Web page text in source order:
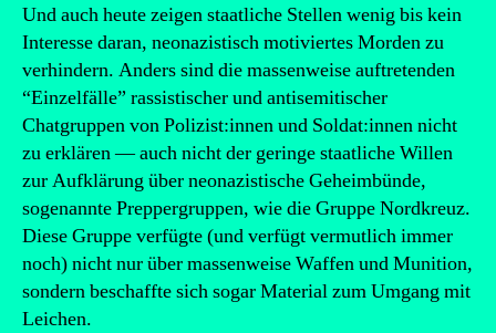
Und auch heute zeigen staatliche Stellen wenig bis kein
Interesse daran, neonazistisch motiviertes Morden zu
verhindern. Anders sind die massenweise auftretenden
“Einzelfälle” rassistischer und antisemitischer
Chatgruppen von Polizist:innen und Soldat:innen nicht
zu erklären — auch nicht der geringe staatliche Willen
zur Aufklärung über neonazistische Geheimbünde,
sogenannte Preppergruppen, wie die Gruppe Nordkreuz.
Diese Gruppe verfügte (und verfügt vermutlich immer
noch) nicht nur über massenweise Waffen und Munition,
sondern beschaffte sich sogar Material zum Umgang mit
Leichen.